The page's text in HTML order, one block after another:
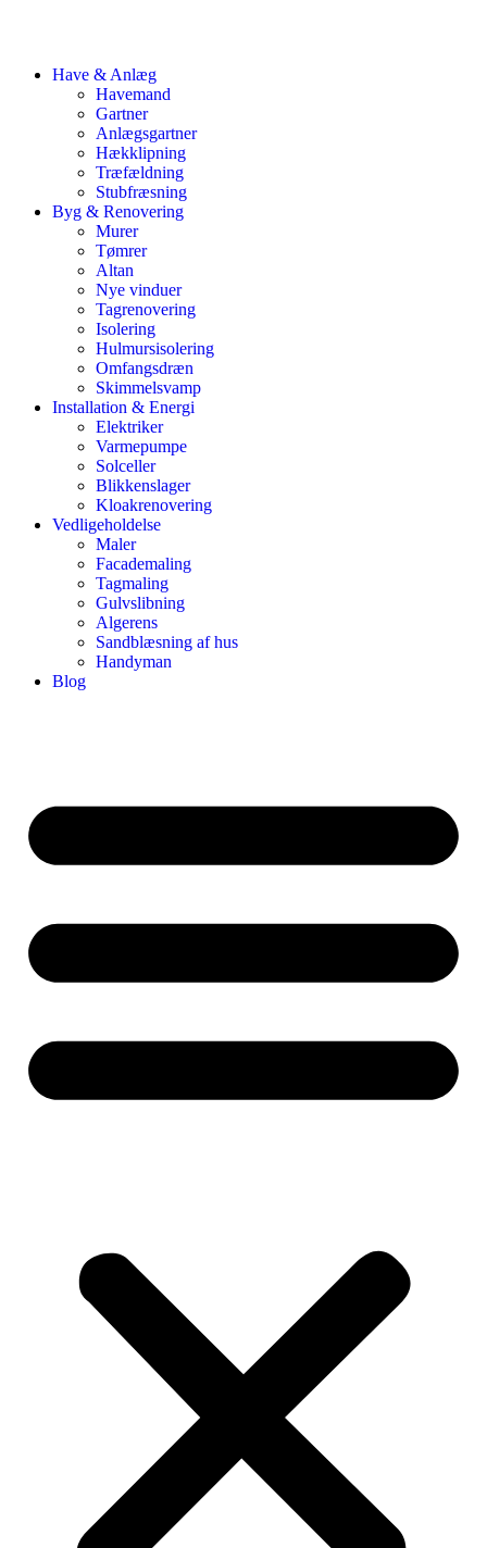
Have & Anlæg
Havemand
Gartner
Anlægsgartner
Hækklipning
Træfældning
Stubfræsning
Byg & Renovering
Murer
Tømrer
Altan
Nye vinduer
Tagrenovering
Isolering
Hulmursisolering
Omfangsdræn
Skimmelsvamp
Installation & Energi
Elektriker
Varmepumpe
Solceller
Blikkenslager
Kloakrenovering
Vedligeholdelse
Maler
Facademaling
Tagmaling
Gulvslibning
Algerens
Sandblæsning af hus
Handyman
Blog